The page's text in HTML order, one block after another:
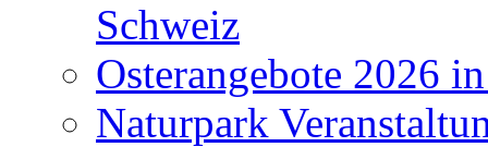
Schweiz
Osterangebote 2026
Naturpark